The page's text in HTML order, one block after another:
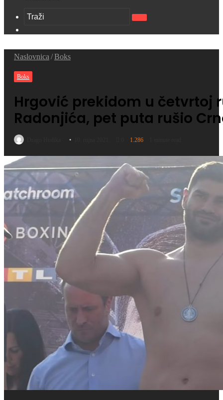
Traži
Naslovnica /Boks
Boks
Hrgović prekidom u četvrtoj
Radonjića, pet puta rušio
1.286